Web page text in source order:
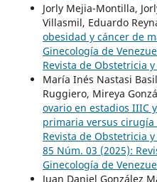
Jorly Mejia-Montilla,
Villasmil, Eduardo
obesidad y cáncer de
Ginecología de
Revista de Obstetricia
María Inés Nastasi
Ruggiero, Mireya
ovario en estadios IIIC
primaria versus
Revista de Obstetricia
85 Núm. 03 (2025):
Ginecología de
Juan Daniel González